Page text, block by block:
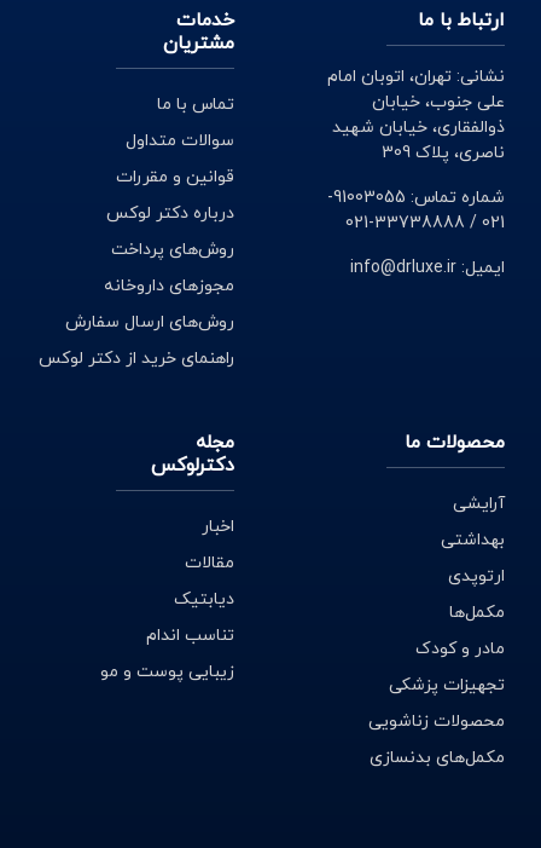
ارتباط با ما
نشانی: تهران، اتوبان امام
علی جنوب، خیابان
ذوالفقاری، خیابان شهید
ناصری، پلاک 309
شماره تماس: 91003055-
021 / 33738888-021
ایمیل: info@drluxe.ir
خدمات
مشتریان
تماس با ما
سوالات متداول
قوانین و مقررات
درباره دکتر لوکس
روش‌های پرداخت
مجوزهای داروخانه
روش‌های ارسال سفارش
راهنمای خرید از دکتر لوکس
محصولات ما
آرایشی
بهداشتی
ارتوپدی
مکمل‌ها
مادر و کودک
تجهیزات پزشکی
محصولات زناشویی
مکمل‌های بدنسازی
مجله
دکترلوکس
اخبار
مقالات
دیابتیک
تناسب اندام
زیبایی پوست و مو